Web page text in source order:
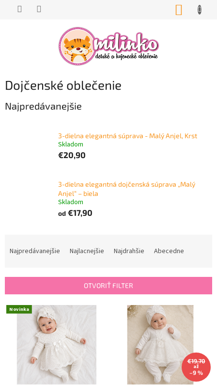
Dojčenské oblečenie
Najpredávanejšie
3-dielna elegantná súprava - Malý Anjel, Krst
Skladom
€20,90
3-dielna elegantná dojčenská súprava „Malý
Anjel“ – biela
Skladom
od €17,90
i
e
p
Najpredávanejšie Najlacnejšie Najdrahšie Abecedne
OTVORIŤ FILTER
VNovinka
€19,70
až
–9 %